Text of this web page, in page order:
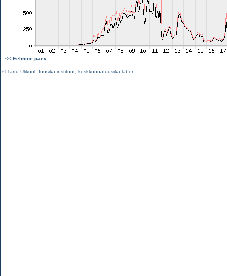
<< Eelmine päev
©Tartu Ülikool füüsika instituut keskkonnafüüsika labor